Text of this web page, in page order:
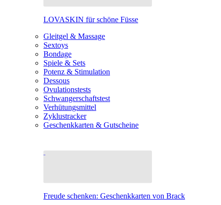
LOVASKIN für schöne Füsse
Gleitgel & Massage
Sextoys
Bondage
Spiele & Sets
Potenz & Stimulation
Dessous
Ovulationstests
Schwangerschaftstest
Verhütungsmittel
Zyklustracker
Geschenkkarten & Gutscheine
Freude schenken: Geschenkkarten von Brack